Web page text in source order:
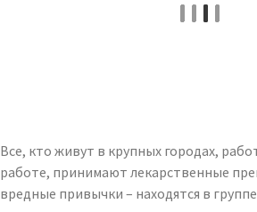
Все, кто живут в крупных городах,
работе, принимают лекарственные
вредные привычки – находятся в